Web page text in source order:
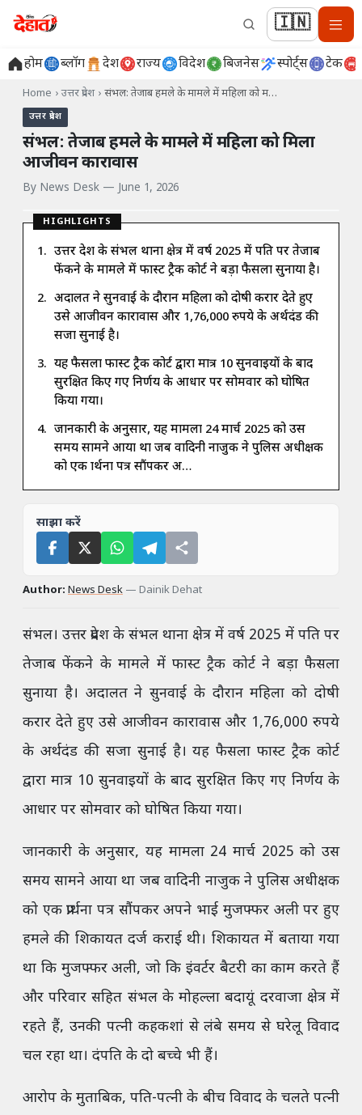
🇮🇳
होम ब्लॉग देश राज्य विदेश बिजनेस स्पोर्ट्स टेक
Home › उत्तर प्रदेश › संभल: तेजाब हमले के मामले में महिला को म…
उत्तर प्रदेश
संभल: तेजाब हमले के मामले में महिला को मिला
आजीवन कारावास
By News Desk — June 1, 2026
HIGHLIGHTS
उत्तर प्रदेश के संभल थाना क्षेत्र में वर्ष 2025 में पति पर तेजाब
फेंकने के मामले में फास्ट ट्रैक कोर्ट ने बड़ा फैसला सुनाया है।
अदालत ने सुनवाई के दौरान महिला को दोषी करार देते हुए
उसे आजीवन कारावास और 1,76,000 रुपये के अर्थदंड की
सजा सुनाई है।
यह फैसला फास्ट ट्रैक कोर्ट द्वारा मात्र 10 सुनवाइयों के बाद
सुरक्षित किए गए निर्णय के आधार पर सोमवार को घोषित
किया गया।
जानकारी के अनुसार, यह मामला 24 मार्च 2025 को उस
समय सामने आया था जब वादिनी नाजुक ने पुलिस अधीक्षक
को एक प्रार्थना पत्र सौंपकर अ…
साझा करें
Author: News Desk — Dainik Dehat
संभल। उत्तर प्रदेश के संभल थाना क्षेत्र में वर्ष 2025 में पति पर
तेजाब फेंकने के मामले में फास्ट ट्रैक कोर्ट ने बड़ा फैसला
सुनाया है। अदालत ने सुनवाई के दौरान महिला को दोषी
करार देते हुए उसे आजीवन कारावास और 1,76,000 रुपये
के अर्थदंड की सजा सुनाई है। यह फैसला फास्ट ट्रैक कोर्ट
द्वारा मात्र 10 सुनवाइयों के बाद सुरक्षित किए गए निर्णय के
आधार पर सोमवार को घोषित किया गया।
जानकारी के अनुसार, यह मामला 24 मार्च 2025 को उस
समय सामने आया था जब वादिनी नाजुक ने पुलिस अधीक्षक
को एक प्रार्थना पत्र सौंपकर अपने भाई मुजफ्फर अली पर हुए
हमले की शिकायत दर्ज कराई थी। शिकायत में बताया गया
था कि मुजफ्फर अली, जो कि इंवर्टर बैटरी का काम करते हैं
और परिवार सहित संभल के मोहल्ला बदायूं दरवाजा क्षेत्र में
रहते हैं, उनकी पत्नी कहकशां से लंबे समय से घरेलू विवाद
चल रहा था। दंपति के दो बच्चे भी हैं।
आरोप के मुताबिक, पति-पत्नी के बीच विवाद के चलते पत्नी